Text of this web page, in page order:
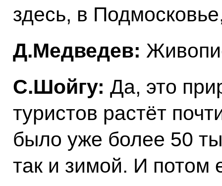
здесь, в
Д.Медведев:
С.Шойгу: Да, это
туристов растёт
было уже более 50
так и зимой. И